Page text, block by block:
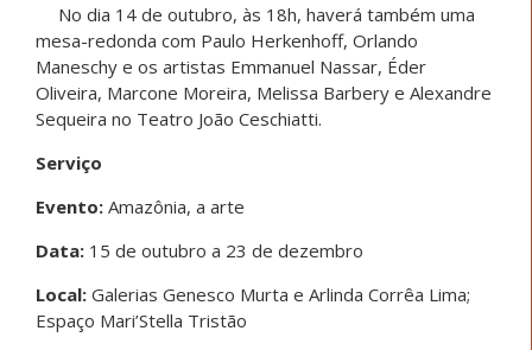
No dia 14 de outubro, às 18h, haverá também uma
mesa-redonda com Paulo Herkenhoff, Orlando
Maneschy e os artistas Emmanuel Nassar, Éder
Oliveira, Marcone Moreira, Melissa Barbery e Alexandre
Sequeira no Teatro João Ceschiatti.
Serviço
Evento: Amazônia, a arte
Data: 15 de outubro a 23 de dezembro
Local: Galerias Genesco Murta e Arlinda Corrêa Lima;
Espaço Mari’Stella Tristão